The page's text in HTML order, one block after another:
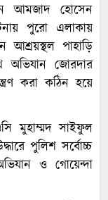
আমজাদ হোসেন
পুরো এলাকায়
আশ্রয়স্থল পাহাড়ি
অভিযান জোরদার
করা কঠিন হয়ে
মুহাম্মদ সাইফুল
পুলিশ সর্বোচ্চ
ও গোয়েন্দা